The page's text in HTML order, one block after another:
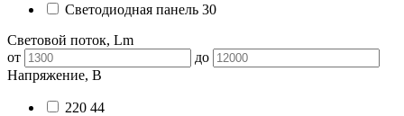
Светодиодная панель 30
Световой поток, Lm
от
до
Напряжение, В
220 44